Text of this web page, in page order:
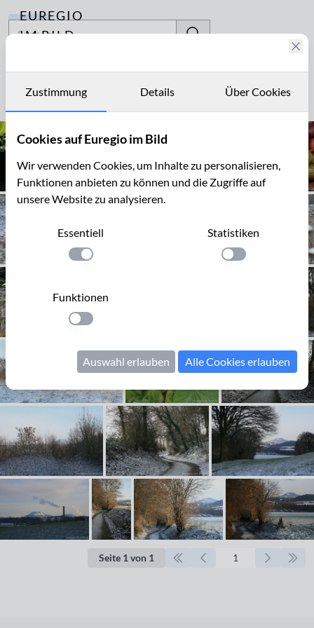
EUREGIO
IM BILD
Archiv
Kontakt
Archiv
Seite 1 von 1
Zustimmung Details Über Cookies
Cookies auf Euregio im Bild
Wir verwenden Cookies, um Inhalte zu personalisieren,
Funktionen anbieten zu können und die Zugriffe auf
unsere Website zu analysieren.
Essentiell
Einstellung anwenden
Statistiken
Einstellung
Funktionen
Einstellung anwenden
Auswahl erlauben Alle Cookies erlauben